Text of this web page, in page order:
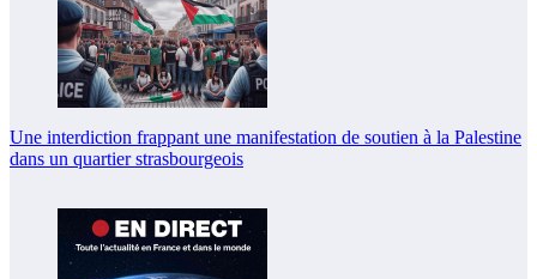
Une interdiction frappant une manifestation de soutien à la Palestine
dans un quartier strasbourgeois